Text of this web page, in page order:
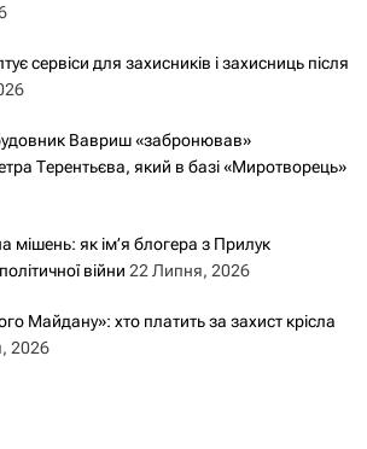
сервіси для захисників і захисниць після
Вавриш «забронював»
Терентьєва, який в базі «Миротворець»
мішень: як ім’я блогера з Прилук
війни 22 Липня, 2026
Майдану»: хто платить за захист крісла
2026